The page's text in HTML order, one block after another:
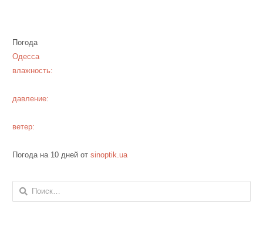
Погода
Одесса
влажность:
давление:
ветер:
Погода на 10 дней от sinoptik.ua
Найти: